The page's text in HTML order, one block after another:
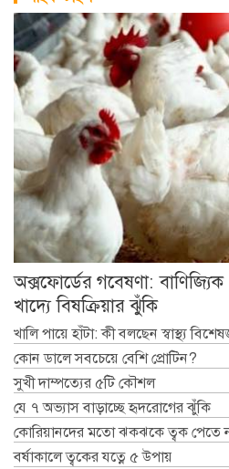
অক্সফোর্ডের গবেষণা: বাণিজ্যিক
খাদ্যে বিষক্রিয়ার ঝুঁকি
খালি পায়ে হাঁটা: কী বলছেন স্বাস্থ্য
কোন ডালে সবচেয়ে বেশি প্রোটিন?
সুখী দাম্পত্যের ৫টি কৌশল
যে ৭ অভ্যাস বাড়াচ্ছে হৃদরোগের ঝুঁকি
কোরিয়ানদের মতো ঝকঝকে ত্বক পেতে
বর্ষাকালে ত্বকের যত্নে ৫ উপায়